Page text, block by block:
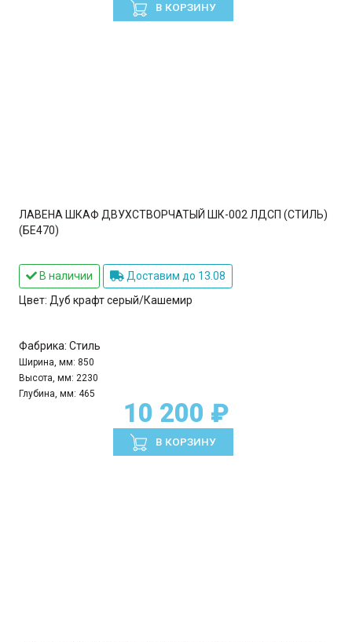
В КОРЗИНУ
ЛАВЕНА ШКАФ ДВУХСТВОРЧАТЫЙ ШК-002 ЛДСП (СТИЛЬ)
(БЕ470)
В наличии
Доставим до 13.08
Цвет: Дуб крафт серый/Кашемир
Фабрика: Стиль
Ширина, мм: 850
Высота, мм: 2230
Глубина, мм: 465
10 200 ₽
В КОРЗИНУ